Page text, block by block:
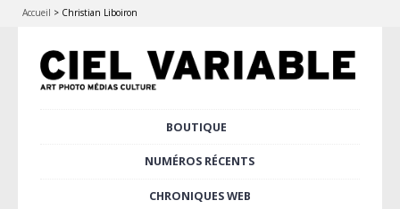
Accueil > Christian Liboiron
BOUTIQUE
NUMÉROS RÉCENTS
CHRONIQUES WEB